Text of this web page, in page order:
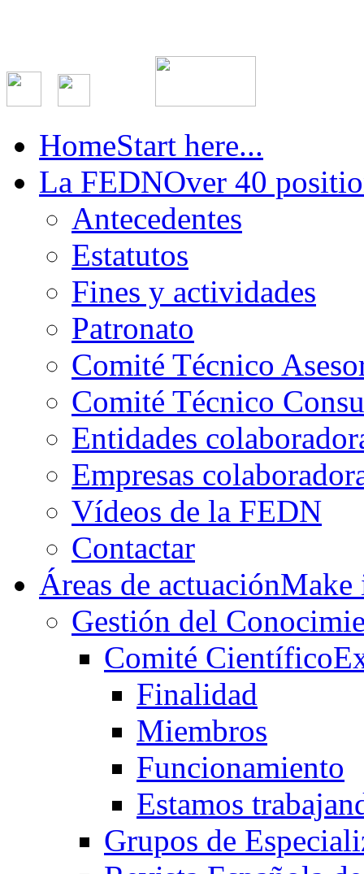
HomeStart here...
La FEDNOver 40
Antecedentes
Estatutos
Fines y actividades
Patronato
Comité Técnico
Comité Técnico
Entidades
Empresas
Vídeos de la FEDN
Contactar
Áreas de actuación
Gestión del
Comité Científico
Finalidad
Miembros
Funcionamiento
Estamos
Grupos de